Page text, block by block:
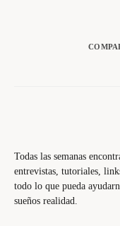
Todas las semanas
entrevistas, tutoriales,
todo lo que pueda
sueños realidad.